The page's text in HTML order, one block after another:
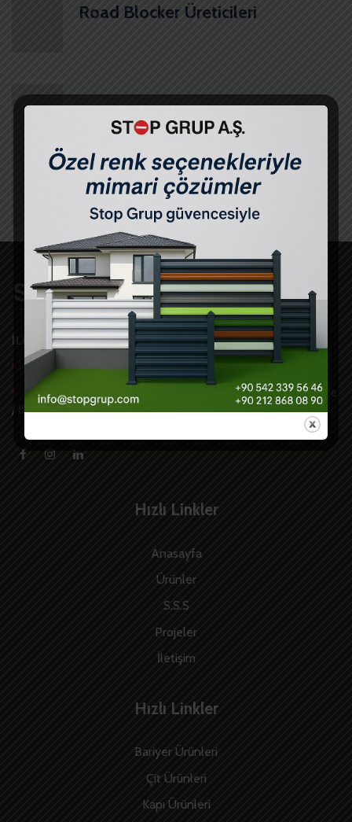
Road Blocker Üreticileri
28/05/2021
Çim Çit Üreticileri
İLETİŞİM
Bizi Arayın +90 212 868 08 90 pbx
Güzelce Mah. İskenderun Cad. No:6 E-5 Üzeri Büyükçekmece
/ İSTANBUL -TR
Hızlı Linkler
Anasayfa
Ürünler
S.S.S
Projeler
İletişim
Hızlı Linkler
Bariyer Ürünleri
Çit Ürünleri
Kapı Ürünleri